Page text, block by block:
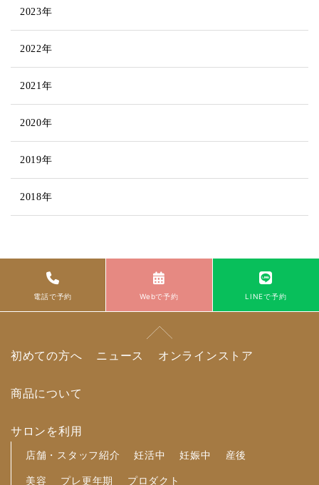
2023年
2022年
2021年
2020年
2019年
2018年
電話で予約 Webで予約 LINEで予約
初めての方へ ニュース オンラインストア
商品について
サロンを利用
店舗・スタッフ紹介
妊活中 妊娠中 産後
美容 プレ更年期 プロダクト